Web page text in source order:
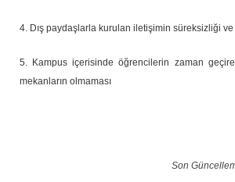
4. Dış paydaşlarla kurulan iletişimin süreksizliği
5. Kampus içerisinde öğrencilerin zaman
mekanların olmaması
Son